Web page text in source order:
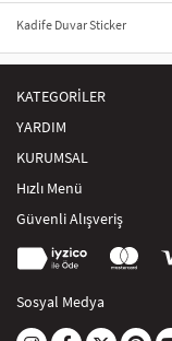
Kadife Duvar Sticker
KATEGORİLER
YARDIM
KURUMSAL
Hızlı Menü
Güvenli Alışveriş
Sosyal Medya